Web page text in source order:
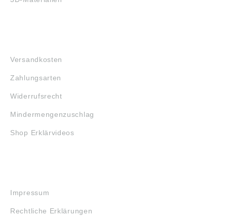
Versandkosten
Zahlungsarten
Widerrufsrecht
Mindermengenzuschlag
Shop Erklärvideos
Impressum
Rechtliche Erklärungen